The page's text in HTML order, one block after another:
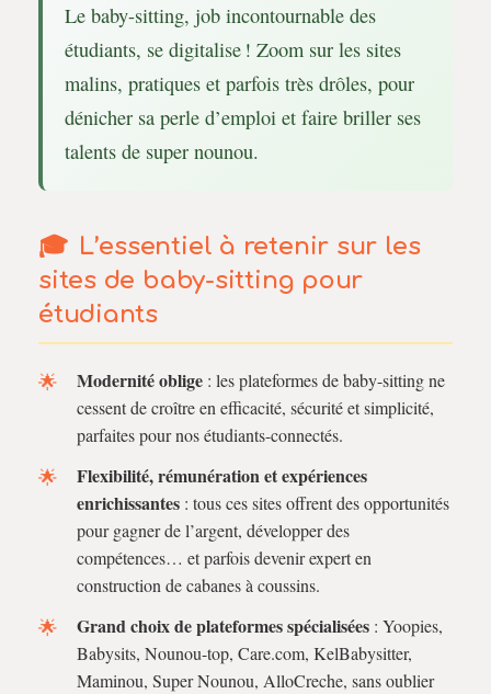
Le baby-sitting, job incontournable des
étudiants, se digitalise ! Zoom sur les sites
malins, pratiques et parfois très drôles, pour
dénicher sa perle d’emploi et faire briller ses
talents de super nounou.
L’essentiel à retenir sur les
sites de baby-sitting pour
étudiants
Modernité oblige : les plateformes de baby-sitting ne
cessent de croître en efficacité, sécurité et simplicité,
parfaites pour nos étudiants-connectés.
Flexibilité, rémunération et expériences
enrichissantes : tous ces sites offrent des opportunités
pour gagner de l’argent, développer des
compétences… et parfois devenir expert en
construction de cabanes à coussins.
Grand choix de plateformes spécialisées : Yoopies,
Babysits, Nounou-top, Care.com, KelBabysitter,
Maminou, Super Nounou, AlloCreche, sans oublier